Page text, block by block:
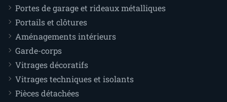
Portes de garage et rideaux métalliques
Portails et clôtures
Aménagements intérieurs
Garde-corps
Vitrages décoratifs
Vitrages techniques et isolants
Pièces détachées